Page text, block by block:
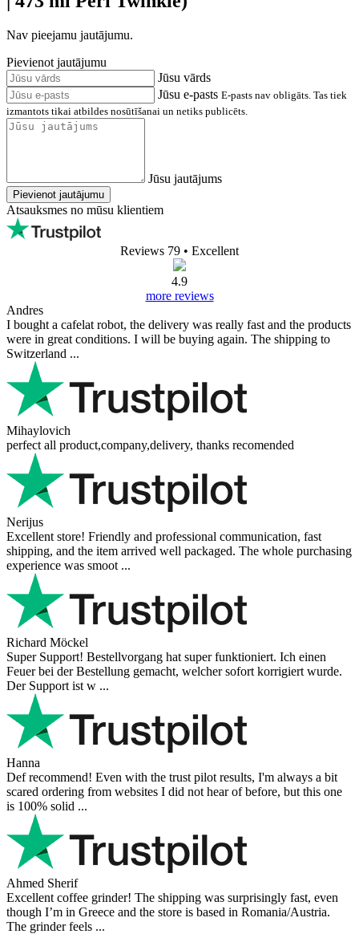
Nav pieejamu jautājumu.
Pievienot jautājumu
Jūsu vārds
Jūsu e-pasts E-pasts nav obligāts. Tas tiek
izmantots tikai atbildes nosūtīšanai un netiks publicēts.
Jūsu jautājums
Pievienot jautājumu
Atsauksmes no mūsu klientiem
Reviews 79 • Excellent
4.9
more reviews
Andres
I bought a cafelat robot, the delivery was really fast and the products
were in great conditions. I will be buying again. The shipping to
Switzerland ...
Mihaylovich
perfect all product,company,delivery, thanks recomended
Nerijus
Excellent store! Friendly and professional communication, fast
shipping, and the item arrived well packaged. The whole purchasing
experience was smoot ...
Richard Möckel
Super Support! Bestellvorgang hat super funktioniert. Ich einen
Feuer bei der Bestellung gemacht, welcher sofort korrigiert wurde.
Der Support ist w ...
Hanna
Def recommend! Even with the trust pilot results, I'm always a bit
scared ordering from websites I did not hear of before, but this one
is 100% solid ...
Ahmed Sherif
Excellent coffee grinder! The shipping was surprisingly fast, even
though I’m in Greece and the store is based in Romania/Austria.
The grinder feels ...